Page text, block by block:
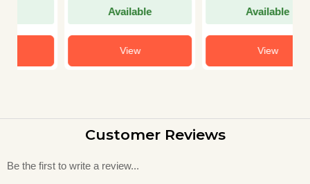
Customer Reviews
Be the first to write a review...